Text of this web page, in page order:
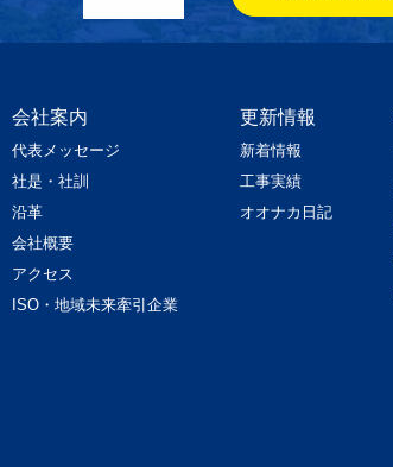
会社案内
代表メッセージ
社是・社訓
沿革
会社概要
アクセス
ISO・地域未来牽引企業
更新情報
新着情報
工事実績
オオナカ日記